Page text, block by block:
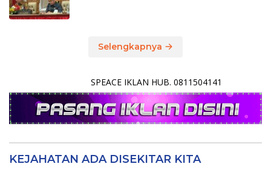
Selengkapnya
SPEACE IKLAN HUB. 0811504141
KEJAHATAN ADA DISEKITAR KITA